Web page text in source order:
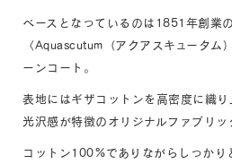
ベースとなっているのは1851年創業
〈Aquascutum（アクアスキュータム
ーンコート。
表地にはギザコットンを高密度に織
光沢感が特徴のオリジナルファブリッ
コットン100%でありながらしっかり